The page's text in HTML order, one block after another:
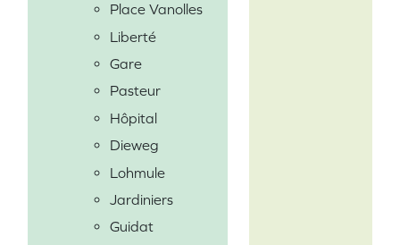
Place Vanolles
Liberté
Gare
Pasteur
Hôpital
Dieweg
Lohmule
Jardiniers
Guidat